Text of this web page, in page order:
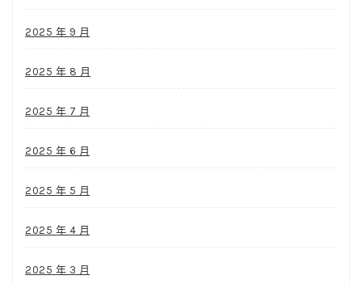
2025 年 9 月
2025 年 8 月
2025 年 7 月
2025 年 6 月
2025 年 5 月
2025 年 4 月
2025 年 3 月